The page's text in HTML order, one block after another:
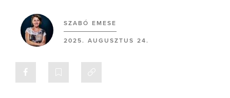
SZABÓ EMESE
2025. AUGUSZTUS 24.